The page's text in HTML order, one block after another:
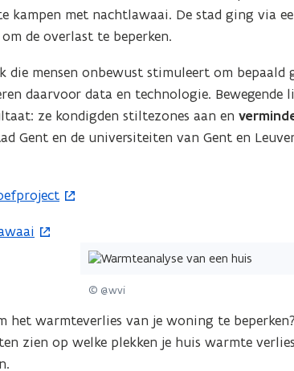
kampen met nachtlawaai. De stad ging via
de overlast te beperken.
die mensen onbewust stimuleert om bepaald
daarvoor data en technologie.
ze kondigden stiltezones aan en
Gent en de universiteiten van Gent en
© @wvi
(Klik
de
afbeelding
voor
het warmteverlies van je woning te
zien op welke plekken je huis warmte